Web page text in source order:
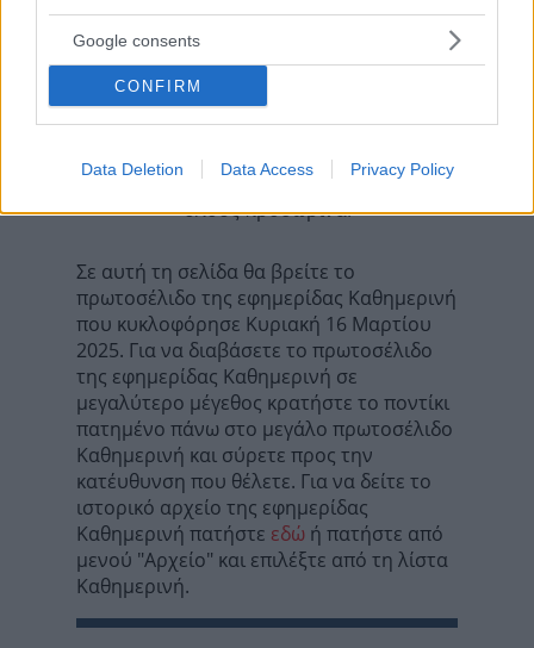
Google consents
CONFIRM
Data Deletion Data Access Privacy Policy
Προηγούμενη
Εστία
Επόμενη
Τα σχόλια έχουν απενεργοποιηθεί για
όλους προσωρινά!
Σε αυτή τη σελίδα θα βρείτε το
πρωτοσέλιδο της εφημερίδας Καθημερινή
που κυκλοφόρησε Κυριακή 16 Μαρτίου
2025. Για να διαβάσετε το πρωτοσέλιδο
της εφημερίδας Καθημερινή σε
μεγαλύτερο μέγεθος κρατήστε το ποντίκι
πατημένο πάνω στο μεγάλο πρωτοσέλιδο
Καθημερινή και σύρετε προς την
κατέυθυνση που θέλετε. Για να δείτε το
ιστορικό αρχείο της εφημερίδας
Καθημερινή πατήστε εδώ ή πατήστε από
μενού "Αρχείο" και επιλέξτε από τη λίστα
Καθημερινή.